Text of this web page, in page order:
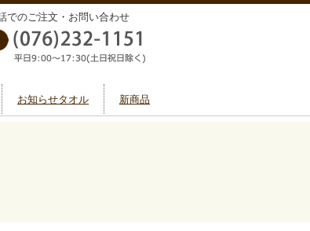
でのご注文・お問い合わせ
お知らせタオル 新商品